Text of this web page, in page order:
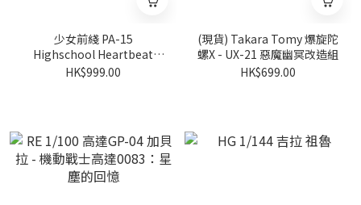
少女前綫 PA-15
Highschool Heartbeat
Story PVC Figure
HK$999.00
(現貨) Takara Tomy 爆旋陀
螺X - UX-21 惡魔幽冥改造組
HK$699.00